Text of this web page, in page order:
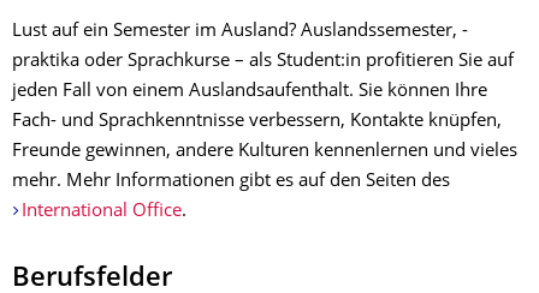
Lust auf ein Semester im Ausland? Auslandssemester, -
praktika oder Sprachkurse – als Student:in profitieren Sie auf
jeden Fall von einem Auslandsaufenthalt. Sie können Ihre
Fach- und Sprachkenntnisse verbessern, Kontakte knüpfen,
Freunde gewinnen, andere Kulturen kennenlernen und vieles
mehr. Mehr Informationen gibt es auf den Seiten des
International Office.
Berufsfelder